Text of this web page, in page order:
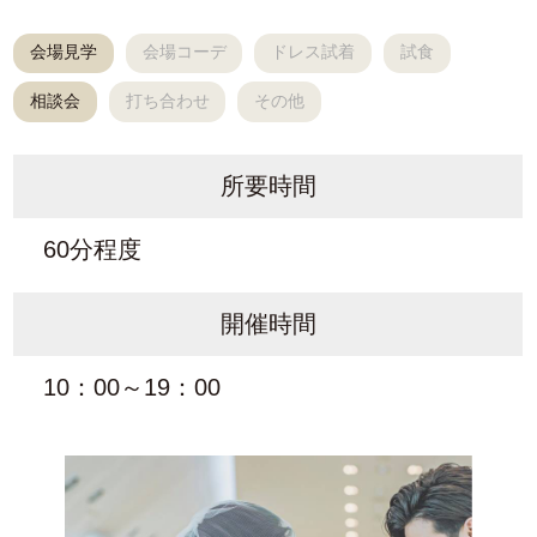
会場見学 会場コーデ ドレス試着 試食
相談会 打ち合わせ その他
所要時間
60分程度
開催時間
10：00～19：00